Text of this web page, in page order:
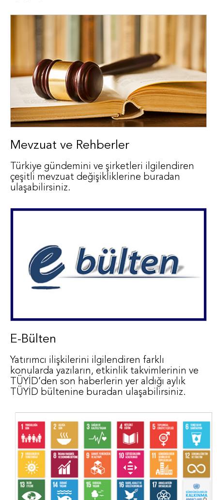
Mevzuat ve Rehberler
Türkiye gündemini ve şirketleri ilgilendiren
çeşitli mevzuat değişikliklerine buradan
ulaşabilirsiniz.
E-Bülten
Yatırımcı ilişkilerini ilgilendiren farklı
konularda yazıların, etkinlik takvimlerinin ve
TÜYİD’den son haberlerin yer aldığı aylık
TÜYİD bültenine buradan ulaşabilirsiniz.